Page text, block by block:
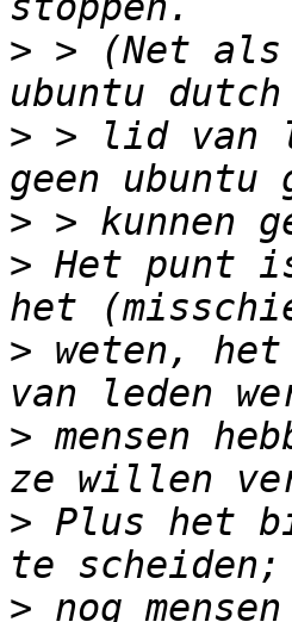
> > (Net als
> > lid van
>
> Het punt
> weten,
> mensen
> Plus het
> nog